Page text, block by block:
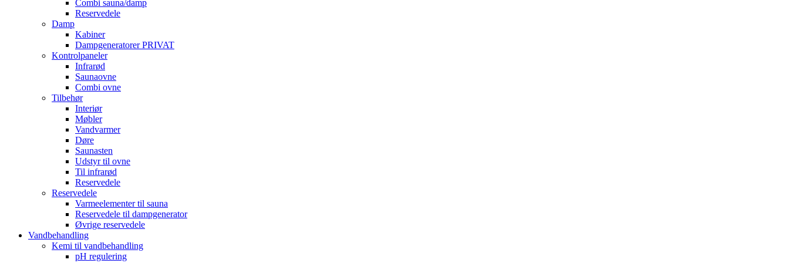
Combi sauna/damp
Reservedele
Damp
Kabiner
Dampgeneratorer PRIVAT
Kontrolpaneler
Infrarød
Saunaovne
Combi ovne
Tilbehør
Interiør
Møbler
Vandvarmer
Døre
Saunasten
Udstyr til ovne
Til infrarød
Reservedele
Reservedele
Varmeelementer til sauna
Reservedele til dampgenerator
Øvrige reservedele
Vandbehandling
Kemi til vandbehandling
pH regulering